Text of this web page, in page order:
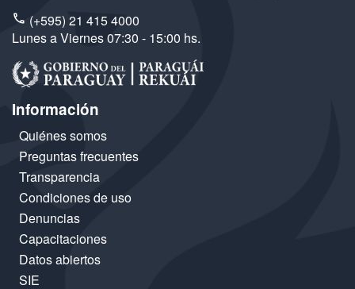
(+595) 21 415 4000
Lunes a Viernes 07:30 - 15:00 hs.
Información
Quiénes somos
Preguntas frecuentes
Transparencia
Condiciones de uso
Denuncias
Capacitaciones
Datos abiertos
SIE